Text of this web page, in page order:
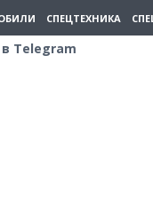
СПЕЦТЕХНИКА
Telegram